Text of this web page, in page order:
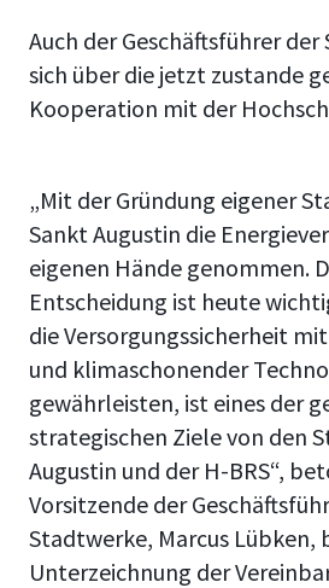
Auch der Geschäftsführer
sich über die jetzt zustande
Kooperation mit der
„Mit der Gründung eigener
Sankt Augustin die
eigenen Hände genommen.
Entscheidung ist heute
die Versorgungssicherheit
und klimaschonender
gewährleisten, ist eines der
strategischen Ziele von den
Augustin und der H-BRS“,
Vorsitzende der
Stadtwerke, Marcus Lübken,
Unterzeichnung der